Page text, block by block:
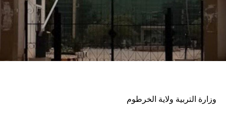
وزارة التربية ولاية الخرطوم